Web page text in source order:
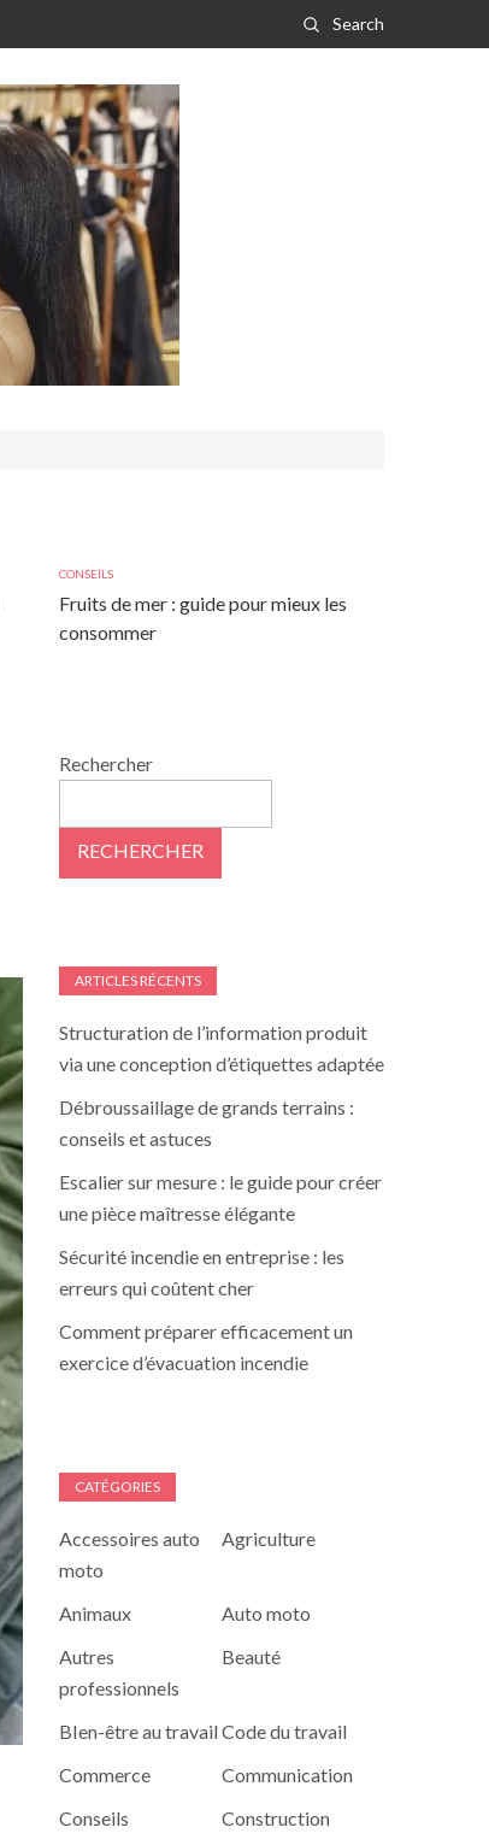
Search
CONSEILS
Fruits de mer : guide pour mieux les
consommer
Rechercher
RECHERCHER
ARTICLES RÉCENTS
Structuration de l’information produit
via une conception d’étiquettes adaptée
Débroussaillage de grands terrains :
conseils et astuces
Escalier sur mesure : le guide pour créer
une pièce maîtresse élégante
Sécurité incendie en entreprise : les
erreurs qui coûtent cher
Comment préparer efficacement un
exercice d’évacuation incendie
CATÉGORIES
Accessoires auto
moto
Agriculture
Animaux
Auto moto
Autres
professionnels
Beauté
BIen-être au travailCode du travail
Commerce
Communication
Conseils
Construction